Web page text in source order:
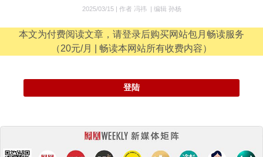
2025/03/15 | 作者 冯祎 编辑 孙杨
本文为付费阅读文章，请登录后购买网站包月畅读服务
（20元/月 | 畅读本网站所有收费内容）
登陆